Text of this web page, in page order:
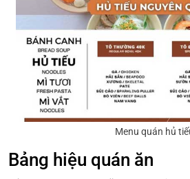
Menu quán hủ
Bảng hiệu quán ăn